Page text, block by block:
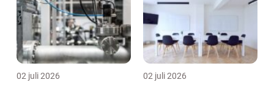
02 juli 2026 02 juli 2026